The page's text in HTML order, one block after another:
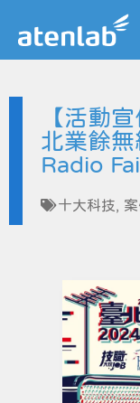
【活動
北業餘
Radio
十大科技